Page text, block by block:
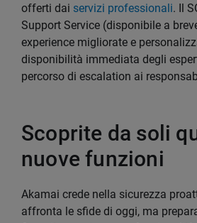
offerti dai servizi professionali. Il
Support Service (disponibile a
experience migliorate e
disponibilità immediata degli
percorso di escalation ai
Scoprite da soli
nuove funzioni
Akamai crede nella sicurezza
affronta le sfide di oggi, ma